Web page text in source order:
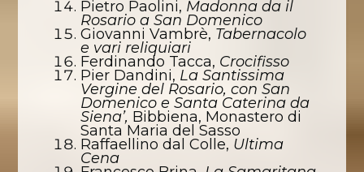
Pietro Paolini, Madonna da il
Rosario a San Domenico
Giovanni Vambrè, Tabernacolo
e vari reliquiari
Ferdinando Tacca, Crocifisso
Pier Dandini, La Santissima
Vergine del Rosario, con San
Domenico e Santa Caterina da
Siena’, Bibbiena, Monastero di
Santa Maria del Sasso
Raffaellino dal Colle, Ultima
Cena